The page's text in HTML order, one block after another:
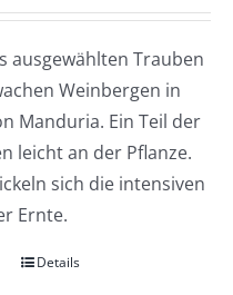
ausgewählten Trauben
Weinbergen in
Manduria. Ein Teil der
leicht an der Pflanze.
sich die intensiven
Ernte.
Details